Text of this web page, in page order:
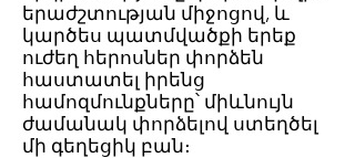
երաժշտության միջոցով, և
կարծես պատմվածքի երեք
ուժեղ հերոսներ փորձեն
հաստատել իրենց
համոզմունքները՝ միևնույն
ժամանակ փորձելով ստեղծել
մի գեղեցիկ բան։